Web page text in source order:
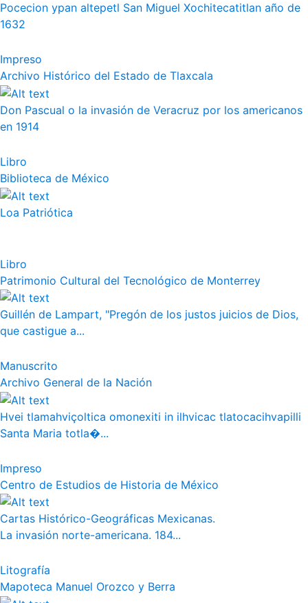
Pocecion ypan altepetl San Miguel Xochitecatitlan año de
1632
Impreso
Archivo Histórico del Estado de Tlaxcala
Don Pascual o la invasión de Veracruz por los americanos
en 1914
Libro
Biblioteca de México
Loa Patriótica
Libro
Patrimonio Cultural del Tecnológico de Monterrey
Guillén de Lampart, "Pregón de los justos juicios de Dios,
que castigue a...
Manuscrito
Archivo General de la Nación
Hvei tlamahviçoltica omonexiti in ilhvicac tlatocacihvapilli
Santa Maria totla�...
Impreso
Centro de Estudios de Historia de México
Cartas Histórico-Geográficas Mexicanas.
La invasión norte-americana. 184...
Litografía
Mapoteca Manuel Orozco y Berra